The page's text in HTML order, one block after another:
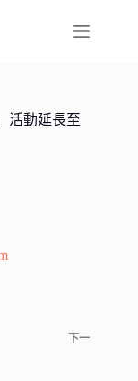
活動延長至
下一